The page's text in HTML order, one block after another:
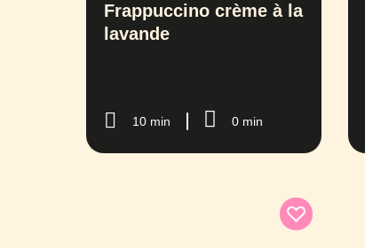
Frappuccino crème à la
lavande
10 min 0 min